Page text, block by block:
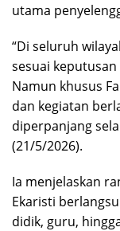
utama
“Di seluruh
sesuai
Namun khusus
dan kegiatan
diperpanjang
(21/5/2026).
Ia menjelaskan
Ekaristi
didik, guru,